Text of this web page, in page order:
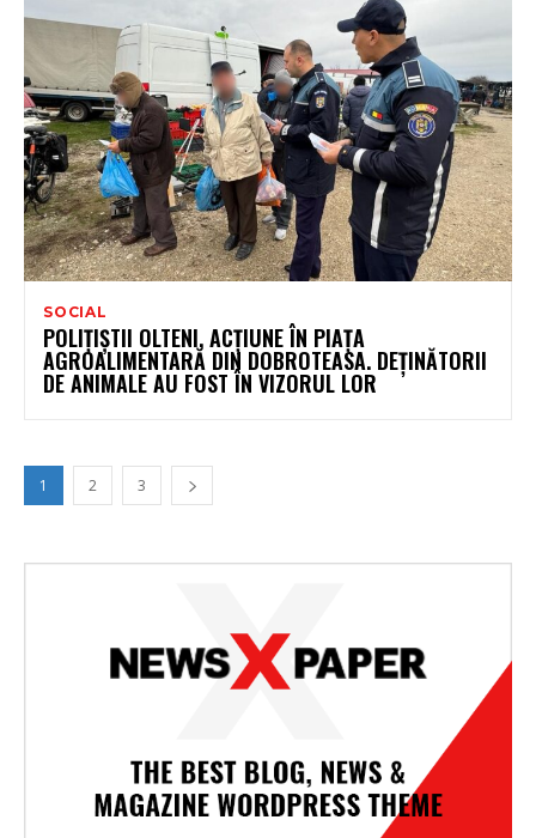
SOCIAL
POLIȚIȘTII OLTENI, ACȚIUNE ÎN PIAȚA
AGROALIMENTARĂ DIN DOBROTEASA. DEȚINĂTORII
DE ANIMALE AU FOST ÎN VIZORUL LOR
1 2 3